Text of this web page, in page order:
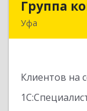
Группа
Уфа
Клиентов на